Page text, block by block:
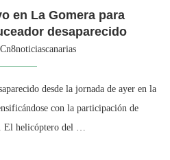
en La Gomera para
desaparecido
Cn8noticiascanarias
desde la jornada de ayer en la
con la participación de
El helicóptero del …